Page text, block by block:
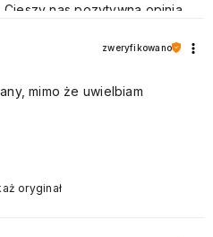
nas pozytywna opinia
oryginał
zweryfikowano
mimo że uwielbiam